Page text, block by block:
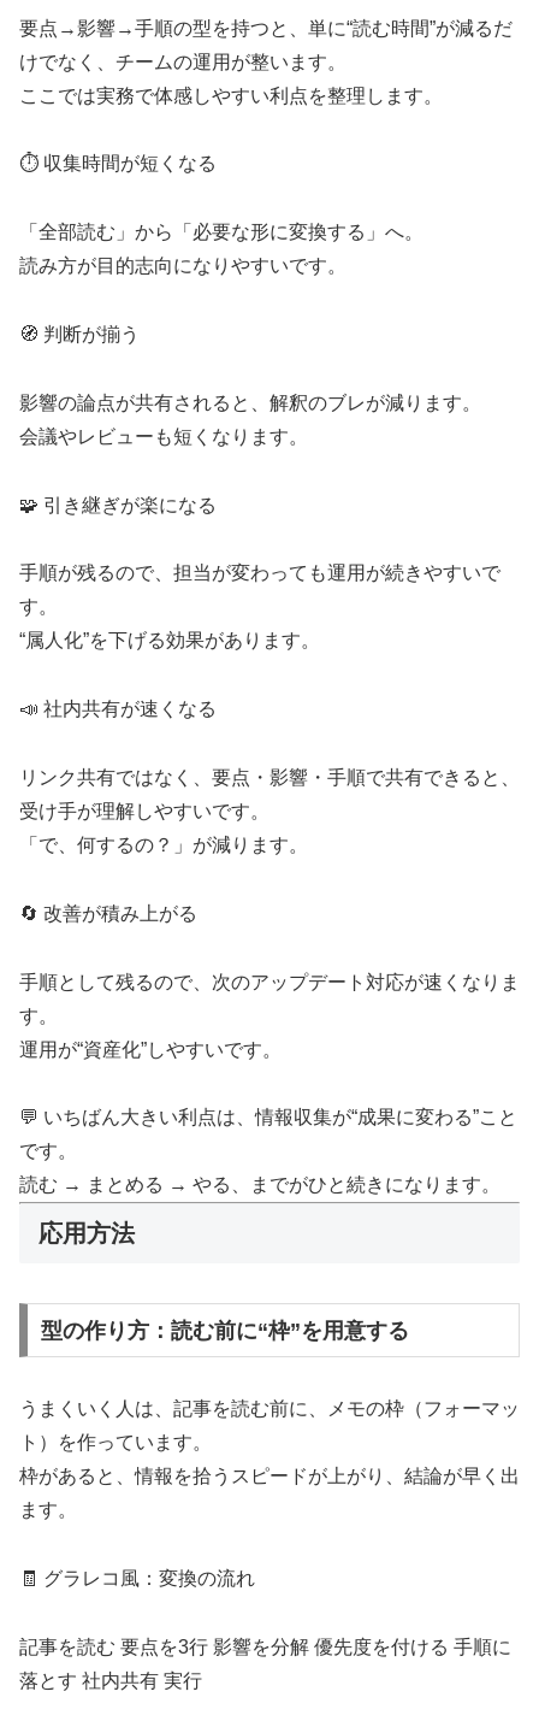
要点→影響→手順の型を持つと、単に“読む時間”が減るだ
けでなく、チームの運用が整います。
ここでは実務で体感しやすい利点を整理します。
⏱️ 収集時間が短くなる
「全部読む」から「必要な形に変換する」へ。
読み方が目的志向になりやすいです。
🧭 判断が揃う
影響の論点が共有されると、解釈のブレが減ります。
会議やレビューも短くなります。
🧩 引き継ぎが楽になる
手順が残るので、担当が変わっても運用が続きやすいで
す。
“属人化”を下げる効果があります。
📣 社内共有が速くなる
リンク共有ではなく、要点・影響・手順で共有できると、
受け手が理解しやすいです。
「で、何するの？」が減ります。
🔄 改善が積み上がる
手順として残るので、次のアップデート対応が速くなりま
す。
運用が“資産化”しやすいです。
💬 いちばん大きい利点は、情報収集が“成果に変わる”こと
です。
読む → まとめる → やる、までがひと続きになります。
応用方法
型の作り方：読む前に“枠”を用意する
うまくいく人は、記事を読む前に、メモの枠（フォーマッ
ト）を作っています。
枠があると、情報を拾うスピードが上がり、結論が早く出
ます。
🧾 グラレコ風：変換の流れ
記事を読む 要点を3行 影響を分解 優先度を付ける 手順に
落とす 社内共有 実行